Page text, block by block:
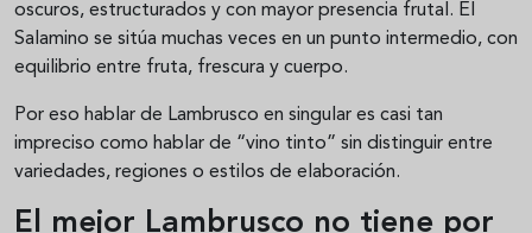
oscuros, estructurados y con mayor presencia frutal. El
Salamino se sitúa muchas veces en un punto intermedio, con
equilibrio entre fruta, frescura y cuerpo.
Por eso hablar de Lambrusco en singular es casi tan
impreciso como hablar de “vino tinto” sin distinguir entre
variedades, regiones o estilos de elaboración.
El mejor Lambrusco no tiene por